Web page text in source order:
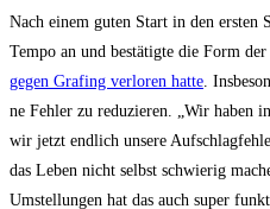
Nach einem guten Start in den ers­ten
Tem­po an und bestä­tig­te die Form
gegen Gra­fing ver­lo­ren hat­te.
ne Feh­ler zu redu­zie­ren. „Wir haben
wir jetzt end­lich unse­re
das Leben nicht selbst schwie­rig
Umstel­lun­gen hat das auch super